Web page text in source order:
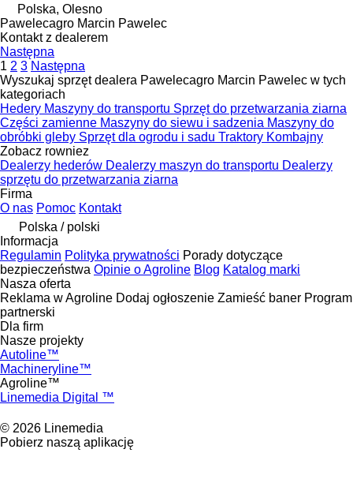
Polska, Olesno
Pawelecagro Marcin Pawelec
Kontakt z dealerem
Następna
1 2 3 Następna
Wyszukaj sprzęt dealera Pawelecagro Marcin Pawelec w tych
kategoriach
Hedery Maszyny do transportu Sprzęt do przetwarzania ziarna
Części zamienne Maszyny do siewu i sadzenia Maszyny do
obróbki gleby Sprzęt dla ogrodu i sadu Traktory Kombajny
Zobacz rowniez
Dealerzy hederów Dealerzy maszyn do transportu Dealerzy
sprzętu do przetwarzania ziarna
Firma
O nas Pomoc Kontakt
Polska / polski
Informacja
Regulamin Polityka prywatności Porady dotyczące
bezpieczeństwa Opinie o Agroline Blog Katalog marki
Nasza oferta
Reklama w Agroline Dodaj ogłoszenie Zamieść baner Program
partnerski
Dla firm
Nasze projekty
Autoline™
Machineryline™
Agroline™
Linemedia Digital ™
© 2026 Linemedia
Pobierz naszą aplikację